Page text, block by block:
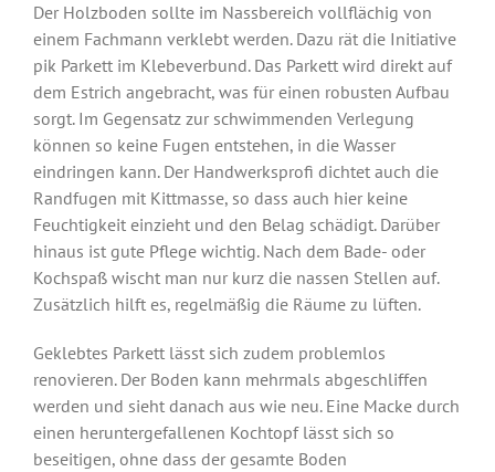
Der Holzboden sollte im Nassbereich vollflächig von
einem Fachmann verklebt werden. Dazu rät die Initiative
pik Parkett im Klebeverbund. Das Parkett wird direkt auf
dem Estrich angebracht, was für einen robusten Aufbau
sorgt. Im Gegensatz zur schwimmenden Verlegung
können so keine Fugen entstehen, in die Wasser
eindringen kann. Der Handwerksprofi dichtet auch die
Randfugen mit Kittmasse, so dass auch hier keine
Feuchtigkeit einzieht und den Belag schädigt. Darüber
hinaus ist gute Pflege wichtig. Nach dem Bade- oder
Kochspaß wischt man nur kurz die nassen Stellen auf.
Zusätzlich hilft es, regelmäßig die Räume zu lüften.
Geklebtes Parkett lässt sich zudem problemlos
renovieren. Der Boden kann mehrmals abgeschliffen
werden und sieht danach aus wie neu. Eine Macke durch
einen heruntergefallenen Kochtopf lässt sich so
beseitigen, ohne dass der gesamte Boden